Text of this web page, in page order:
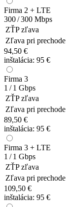
Firma 2 + LTE
300 / 300 Mbps
ZŤP zľava
Zľava pri prechode
94,50 €
inštalácia: 95 €
Firma 3
1 / 1 Gbps
ZŤP zľava
Zľava pri prechode
89,50 €
inštalácia: 95 €
Firma 3 + LTE
1 / 1 Gbps
ZŤP zľava
Zľava pri prechode
109,50 €
inštalácia: 95 €